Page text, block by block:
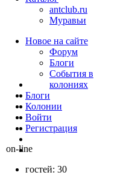
antclub.ru
Муравьи
Новое на сайте
Форум
Блоги
События в
колониях
Блоги
Колонии
Войти
Peгиcтpaция
on-line
гостей: 30